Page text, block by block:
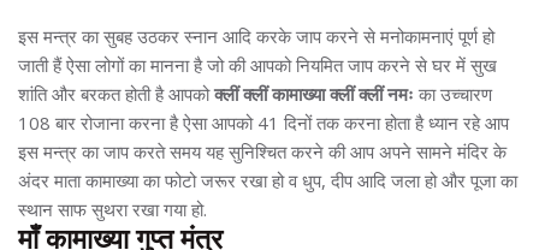
इस मन्त्र का सुबह उठकर स्नान आदि करके जाप करने से मनोकामनाएं पूर्ण हो
जाती हैं ऐसा लोगों का मानना है जो की आपको नियमित जाप करने से घर में सुख
शांति और बरकत होती है आपकोक्लीं क्लीं कामाख्या क्लीं क्लीं नमः का उच्चारण
108 बार रोजाना करना है ऐसा आपको 41 दिनों तक करना होता है ध्यान रहे आप
इस मन्त्र का जाप करते समय यह सुनिश्चित करने की आप अपने सामने मंदिर के
अंदर माता कामाख्या का फोटो जरूर रखा हो व धुप, दीप आदि जला हो और पूजा का
स्थान साफ सुथरा रखा गया हो.
माँ कामाख्या गुप्त मंत्र